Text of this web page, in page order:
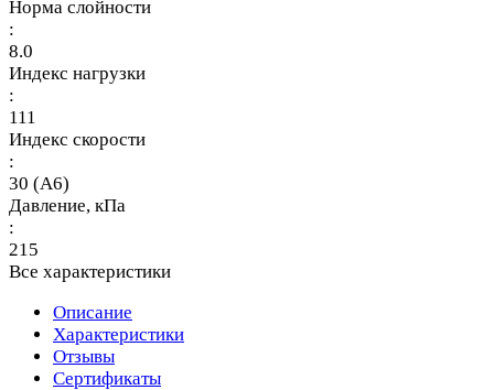
Норма слойности
:
8.0
Индекс нагрузки
:
111
Индекс скорости
:
30 (A6)
Давление, кПа
:
215
Все характеристики
Описание
Характеристики
Отзывы
Сертификаты